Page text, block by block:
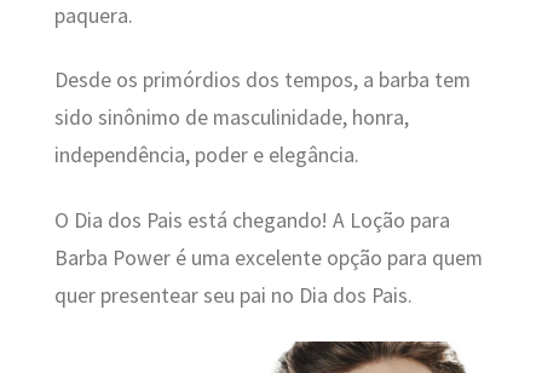
paquera.
Desde os primórdios dos tempos, a barba tem
sido sinônimo de masculinidade, honra,
independência, poder e elegância.
O Dia dos Pais está chegando! A Loção para
Barba Power é uma excelente opção para quem
quer presentear seu pai no Dia dos Pais.